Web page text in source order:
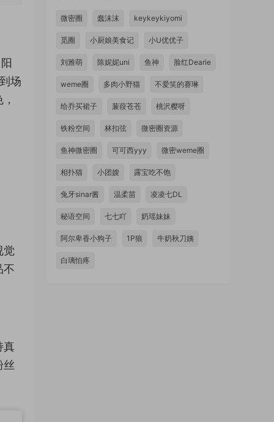
场
觉
不
真
丝
微密圈 蠢沫沫 keykeykiyomi
觅圈 小厨娘美食记 小U优优子
刘雅萌 陈妮妮uni 鱼神 脸红Dearie
weme圈 多肉小野猫 不爱笑的赛琳
给乔买裙子 蒹葭苍苍 桃沢樱呀
铁粉空间 林扣弦 微密圈资源
鱼神微密圈 可可西yyy 微密weme圈
相扑猫 小团嫂 露宝吃不饱
兔牙sinar酱 温柔苗 凌凌七DL
秘语空间 七七吖 奶瑶妹妹
阿尔卑香小狗子 1P狼 牛奶秋刀姨
白璃怕疼